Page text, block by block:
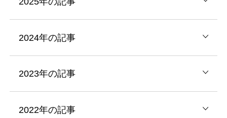
2024年の記事
2023年の記事
2022年の記事